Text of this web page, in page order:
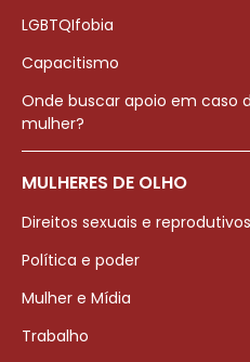
LGBTQIfobia
Capacitismo
Onde buscar apoio em caso
mulher?
MULHERES DE OLHO
Direitos sexuais e reprodutivos
Política e poder
Mulher e Mídia
Trabalho